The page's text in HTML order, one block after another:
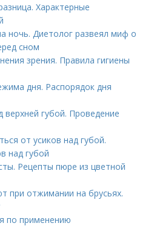
Характерные
ночь. Диетолог развеял миф о
сном
зрения. Правила гигиены
дня. Распорядок дня
верхней губой. Проведение
от усиков над губой.
над губой
Рецепты пюре из цветной
при отжимании на брусьях.
по применению